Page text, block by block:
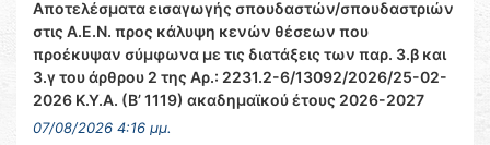
Αποτελέσματα εισαγωγής σπουδαστών/σπουδαστριών
στις Α.Ε.Ν. προς κάλυψη κενών θέσεων που
προέκυψαν σύμφωνα με τις διατάξεις των παρ. 3.β και
3.γ του άρθρου 2 της Αρ.: 2231.2-6/13092/2026/25-02-
2026 Κ.Υ.Α. (Β’ 1119) ακαδημαϊκού έτους 2026-2027
07/08/2026 4:16 μμ.